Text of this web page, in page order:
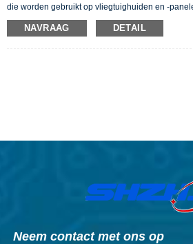
die worden gebruikt op vliegtuighuiden en -
bestaan ​​ze eenvoudigweg uit een gladde
ronde, platte kop. Wij bieden onze massief
NAVRAAG DETAIL
Neem contact met ons op